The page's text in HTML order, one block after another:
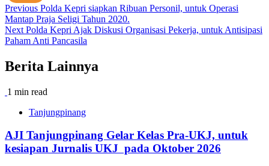
Post
navigation
Previous Polda Kepri siapkan Ribuan Personil, untuk Operasi
Mantap Praja Seligi Tahun 2020.
Next Polda Kepri Ajak Diskusi Organisasi Pekerja, untuk Antisipasi
Paham Anti Pancasila
Berita Lainnya
1 min read
Tanjungpinang
AJI Tanjungpinang Gelar Kelas Pra-UKJ, untuk
kesiapan Jurnalis UKJ pada Oktober 2026